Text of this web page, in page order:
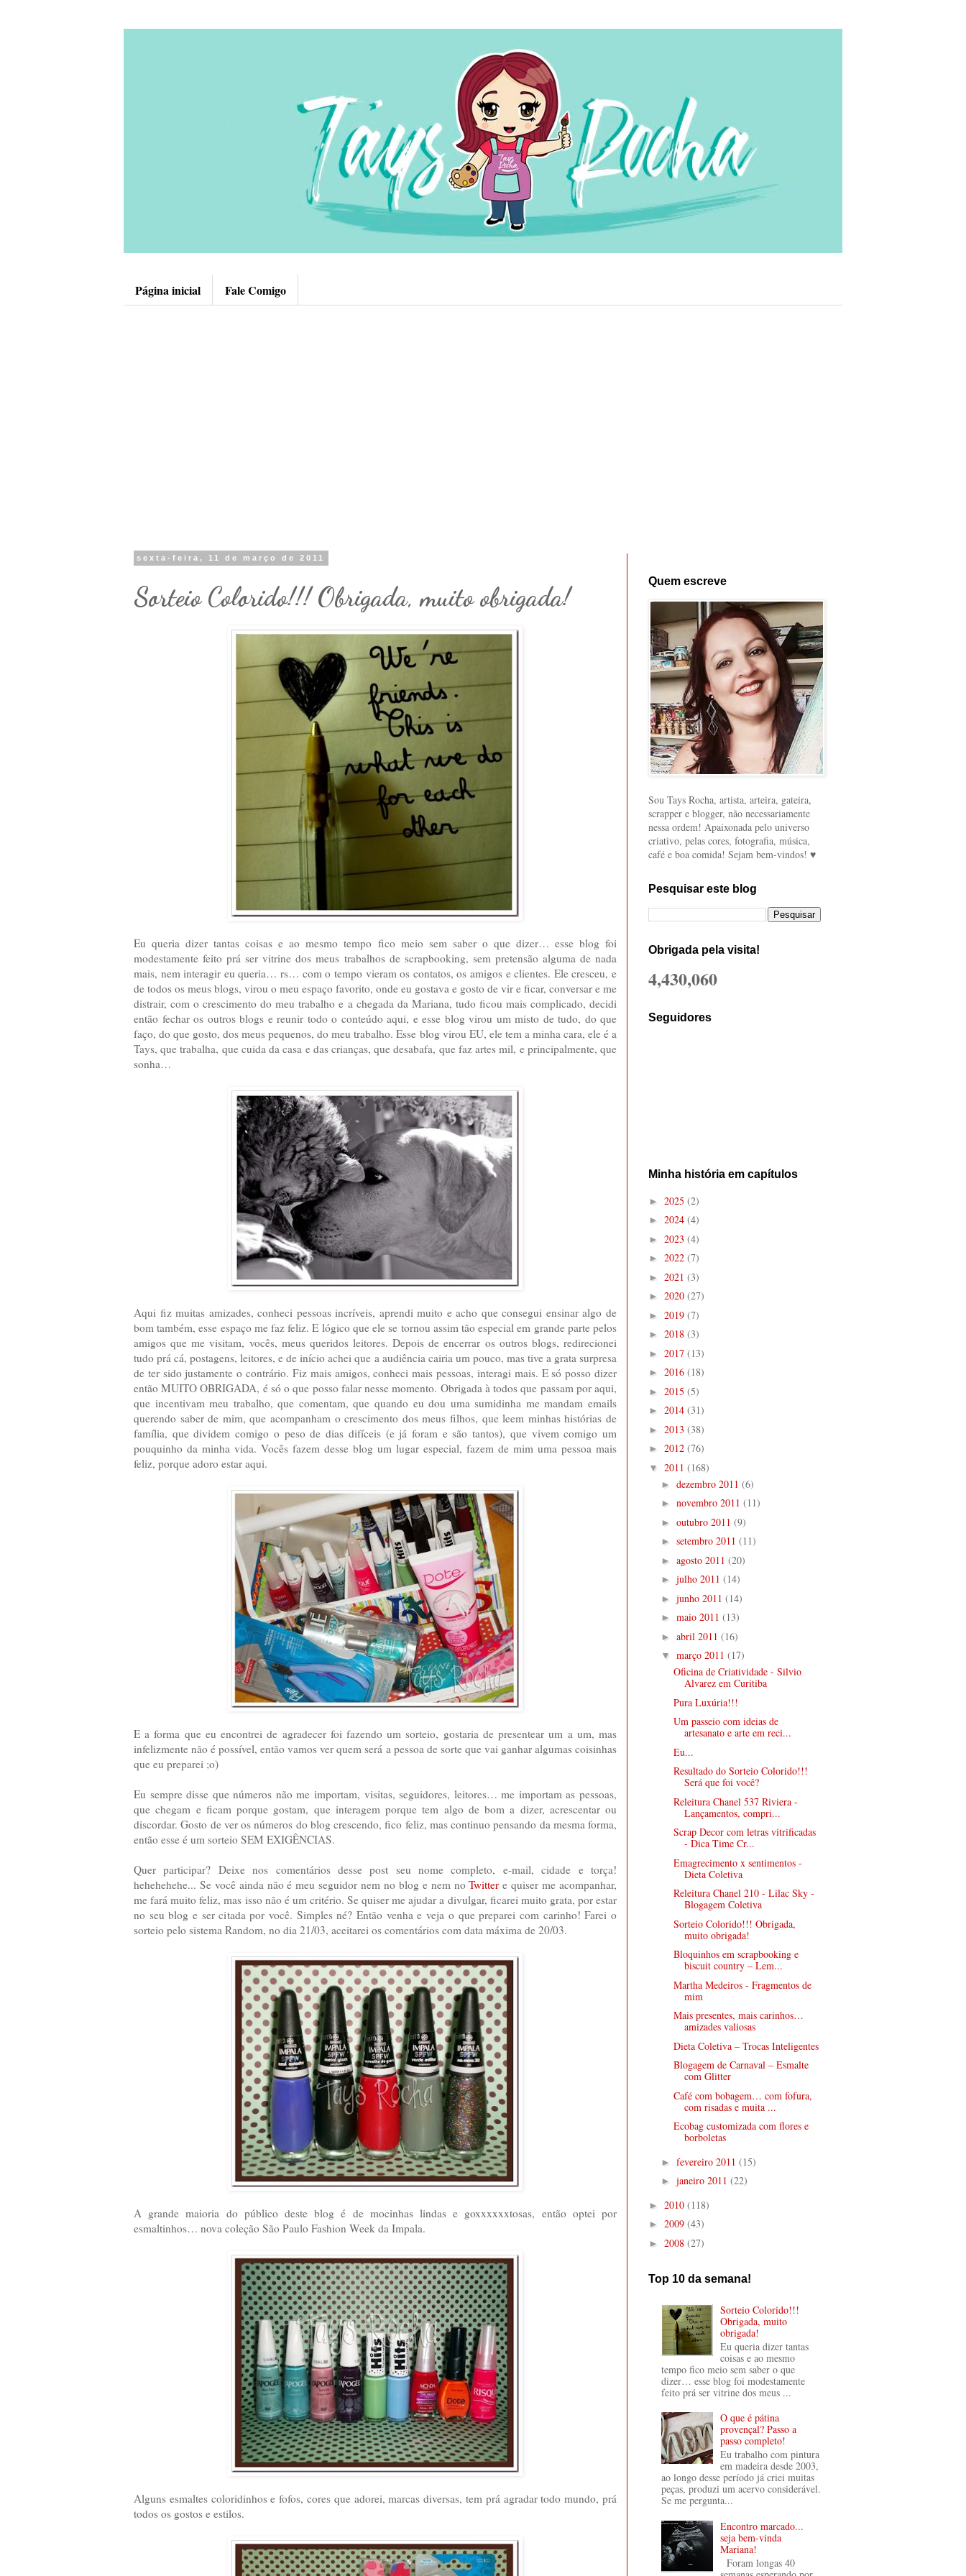
Página inicial Fale Comigo
sexta-feira, 11 de março de 2011
Sorteio Colorido!!! Obrigada, muito obrigada!
Eu queria dizer tantas coisas e ao mesmo tempo fico meio sem saber o que dizer… esse blog foi
modestamente feito prá ser vitrine dos meus trabalhos de scrapbooking, sem pretensão alguma de nada
mais, nem interagir eu queria… rs… com o tempo vieram os contatos, os amigos e clientes. Ele cresceu, e
de todos os meus blogs, virou o meu espaço favorito, onde eu gostava e gosto de vir e ficar, conversar e me
distrair, com o crescimento do meu trabalho e a chegada da Mariana, tudo ficou mais complicado, decidi
então fechar os outros blogs e reunir todo o conteúdo aqui, e esse blog virou um misto de tudo, do que
faço, do que gosto, dos meus pequenos, do meu trabalho. Esse blog virou EU, ele tem a minha cara, ele é a
Tays, que trabalha, que cuida da casa e das crianças, que desabafa, que faz artes mil, e principalmente, que
sonha…
Aqui fiz muitas amizades, conheci pessoas incríveis, aprendi muito e acho que consegui ensinar algo de
bom também, esse espaço me faz feliz. E lógico que ele se tornou assim tão especial em grande parte pelos
amigos que me visitam, vocês, meus queridos leitores. Depois de encerrar os outros blogs, redirecionei
tudo prá cá, postagens, leitores, e de início achei que a audiência cairia um pouco, mas tive a grata surpresa
de ter sido justamente o contrário. Fiz mais amigos, conheci mais pessoas, interagi mais. E só posso dizer
então MUITO OBRIGADA, é só o que posso falar nesse momento. Obrigada à todos que passam por aqui,
que incentivam meu trabalho, que comentam, que quando eu dou uma sumidinha me mandam emails
querendo saber de mim, que acompanham o crescimento dos meus filhos, que leem minhas histórias de
família, que dividem comigo o peso de dias difíceis (e já foram e são tantos), que vivem comigo um
pouquinho da minha vida. Vocês fazem desse blog um lugar especial, fazem de mim uma pessoa mais
feliz, porque adoro estar aqui.
E a forma que eu encontrei de agradecer foi fazendo um sorteio, gostaria de presentear um a um, mas
infelizmente não é possível, então vamos ver quem será a pessoa de sorte que vai ganhar algumas coisinhas
que eu preparei ;o)
Eu sempre disse que números não me importam, visitas, seguidores, leitores… me importam as pessoas,
que chegam e ficam porque gostam, que interagem porque tem algo de bom a dizer, acrescentar ou
discordar. Gosto de ver os números do blog crescendo, fico feliz, mas continuo pensando da mesma forma,
então esse é um sorteio SEM EXIGÊNCIAS.
Quer participar? Deixe nos comentários desse post seu nome completo, e-mail, cidade e torça!
hehehehehe... Se você ainda não é meu seguidor nem no blog e nem noTwitter e quiser me acompanhar,
me fará muito feliz, mas isso não é um critério. Se quiser me ajudar a divulgar, ficarei muito grata, por estar
no seu blog e ser citada por você. Simples né? Então venha e veja o que preparei com carinho! Farei o
sorteio pelo sistema Random, no dia 21/03, aceitarei os comentários com data máxima de 20/03.
A grande maioria do público deste blog é de mocinhas lindas e goxxxxxxtosas, então optei por
esmaltinhos… nova coleção São Paulo Fashion Week da Impala.
Alguns esmaltes coloridinhos e fofos, cores que adorei, marcas diversas, tem prá agradar todo mundo, prá
todos os gostos e estilos.
Quem escreve
Sou Tays Rocha, artista, arteira, gateira,
scrapper e blogger, não necessariamente
nessa ordem! Apaixonada pelo universo
criativo, pelas cores, fotografia, música,
café e boa comida! Sejam bem-vindos! ♥
Pesquisar este blog
Obrigada pela visita!
4,430,060
Seguidores
Minha história em capítulos
► 2025 (2)
► 2024 (4)
► 2023 (4)
► 2022 (7)
► 2021 (3)
► 2020 (27)
► 2019 (7)
► 2018 (3)
► 2017 (13)
► 2016 (18)
► 2015 (5)
► 2014 (31)
► 2013 (38)
► 2012 (76)
▼ 2011 (168)
► dezembro 2011 (6)
► novembro 2011 (11)
► outubro 2011 (9)
► setembro 2011 (11)
► agosto 2011 (20)
► julho 2011 (14)
► junho 2011 (14)
► maio 2011 (13)
► abril 2011 (16)
▼ março 2011 (17)
Oficina de Criatividade - Silvio
Alvarez em Curitiba
Pura Luxúria!!!
Um passeio com ideias de
artesanato e arte em reci...
Eu...
Resultado do Sorteio Colorido!!!
Será que foi você?
Releitura Chanel 537 Riviera -
Lançamentos, compri...
Scrap Decor com letras vitrificadas
- Dica Time Cr...
Emagrecimento x sentimentos -
Dieta Coletiva
Releitura Chanel 210 - Lilac Sky -
Blogagem Coletiva
Sorteio Colorido!!! Obrigada,
muito obrigada!
Bloquinhos em scrapbooking e
biscuit country – Lem...
Martha Medeiros - Fragmentos de
mim
Mais presentes, mais carinhos…
amizades valiosas
Dieta Coletiva – Trocas Inteligentes
Blogagem de Carnaval – Esmalte
com Glitter
Café com bobagem… com fofura,
com risadas e muita ...
Ecobag customizada com flores e
borboletas
► fevereiro 2011 (15)
► janeiro 2011 (22)
► 2010 (118)
► 2009 (43)
► 2008 (27)
Top 10 da semana!
Sorteio Colorido!!!
Obrigada, muito
obrigada!
Eu queria dizer tantas
coisas e ao mesmo
tempo fico meio sem saber o que
dizer… esse blog foi modestamente
feito prá ser vitrine dos meus ...
O que é pátina
provençal? Passo a
passo completo!
Eu trabalho com pintura
em madeira desde 2003,
ao longo desse período já criei muitas
peças, produzi um acervo considerável.
Se me pergunta...
Encontro marcado...
seja bem-vinda
Mariana!
Foram longas 40